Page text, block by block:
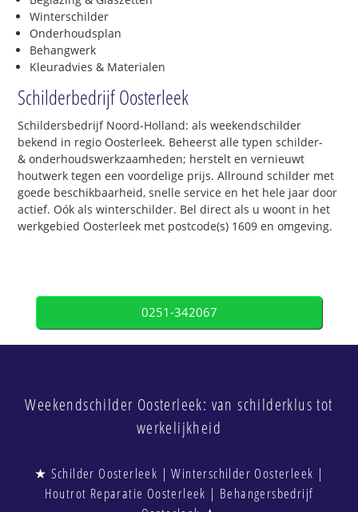
Winterschilder
Onderhoudsplan
Behangwerk
Kleuradvies & Materialen
Schilderbedrijf Oosterleek
Schildersbedrijf Noord-Holland: als weekendschilder
bekend in regio Oosterleek. Beheerst alle typen schilder-
& onderhoudswerkzaamheden; herstelt en vernieuwt
houtwerk tegen een voordelige prijs. Allround schilder met
goede beschikbaarheid, snelle service en het hele jaar door
actief. Oók als winterschilder. Bel direct als u woont in het
werkgebied Oosterleek met postcode(s) 1609 en omgeving.
0251-342067
Weekendschilder Oosterleek: van schilderklus tot
werkelijkheid
★ Schilder Oosterleek | Winterschilder Oosterleek |
Houtrot Reparatie Oosterleek | Behangersbedrijf